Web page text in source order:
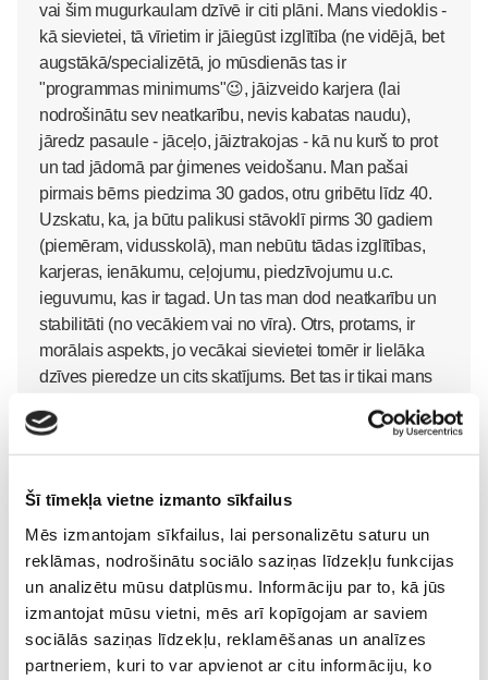
Šī tīmekļa vietne izmanto sīkfailus
Mēs izmantojam sīkfailus, lai personalizētu saturu un
reklāmas, nodrošinātu sociālo saziņas līdzekļu funkcijas
un analizētu mūsu datplūsmu. Informāciju par to, kā jūs
izmantojat mūsu vietni, mēs arī kopīgojam ar saviem
sociālās saziņas līdzekļu, reklamēšanas un analīzes
partneriem, kuri to var apvienot ar citu informāciju, ko
vai šim mugurkaulam dzīvē ir citi plāni. Mans viedoklis -
kā sievietei, tā vīrietim ir jāiegūst izglītība (ne vidējā, bet
augstākā/specializētā, jo mūsdienās tas ir
"programmas minimums"😉, jāizveido karjera (lai
nodrošinātu sev neatkarību, nevis kabatas naudu),
jāredz pasaule - jāceļo, jāiztrakojas - kā nu kurš to prot
un tad jādomā par ģimenes veidošanu. Man pašai
pirmais bērns piedzima 30 gados, otru gribētu līdz 40.
Uzskatu, ka, ja būtu palikusi stāvoklī pirms 30 gadiem
(piemēram, vidusskolā), man nebūtu tādas izglītības,
karjeras, ienākumu, ceļojumu, piedzīvojumu u.c.
ieguvumu, kas ir tagad. Un tas man dod neatkarību un
stabilitāti (no vecākiem vai no vīra). Otrs, protams, ir
morālais aspekts, jo vecākai sievietei tomēr ir lielāka
dzīves pieredze un cits skatījums. Bet tas ir tikai mans
Lindinnna 08. Jan 2017, 20:34
Ļoti jauks stāsts ❤ Pašlaik man ir 21 un esmu stāvoklī
un gaidu savu pirmo bērniņu, kad mazais piedzims būs
22, godīgi sakot tas ir vienalga,ko apkārtējie domā, jo
visiem nekad tā pat neizpatikt un es to pati nemaz